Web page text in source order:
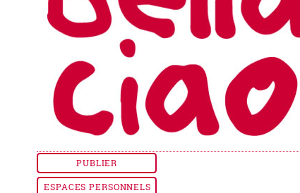
PUBLIER
ESPACES PERSONNELS